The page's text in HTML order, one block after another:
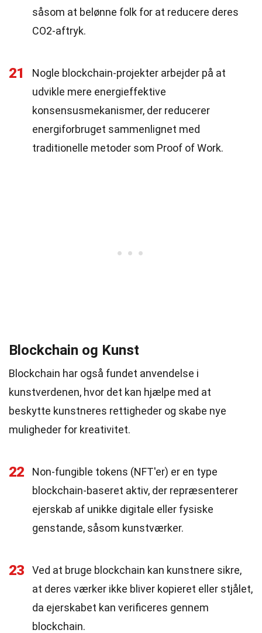
såsom at belønne folk for at reducere deres
CO2-aftryk.
21
Nogle blockchain-projekter arbejder på at
udvikle mere energieffektive
konsensusmekanismer, der reducerer
energiforbruget sammenlignet med
traditionelle metoder som Proof of Work.
Blockchain og Kunst
Blockchain har også fundet anvendelse i
kunstverdenen, hvor det kan hjælpe med at
beskytte kunstneres rettigheder og skabe nye
muligheder for kreativitet.
22
Non-fungible tokens (NFT'er) er en type
blockchain-baseret aktiv, der repræsenterer
ejerskab af unikke digitale eller fysiske
genstande, såsom kunstværker.
23
Ved at bruge blockchain kan kunstnere sikre,
at deres værker ikke bliver kopieret eller stjålet,
da ejerskabet kan verificeres gennem
blockchain.